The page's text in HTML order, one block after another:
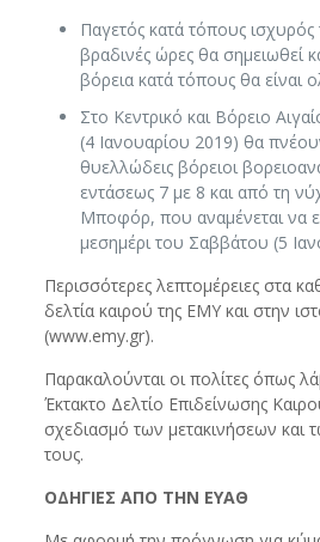
Παγετός κατά τόπους ισχυρός
βραδινές ώρες θα σημειωθεί
βόρεια κατά τόπους θα είναι
Στο Κεντρικό και Βόρειο
(4 Ιανουαρίου 2019) θα
θυελλώδεις βόρειοι
εντάσεως 7 με 8 και από τη
Μποφόρ, που αναμένεται να
μεσημέρι του Σαββάτου (5
Περισσότερες λεπτομέρειες στα
δελτία καιρού της ΕΜΥ και στην
(www.emy.gr).
Παρακαλούνται οι πολίτες όπως
Έκτακτο Δελτίο Επιδείνωσης
σχεδιασμό των μετακινήσεων και
τους.
ΟΔΗΓΙΕΣ ΑΠΟ ΤΗΝ ΕΥΑΘ